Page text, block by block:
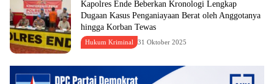
Kapolres Ende Beberkan Kronologi Lengkap
Dugaan Kasus Penganiayaan Berat oleh Anggotanya
hingga Korban Tewas
Hukum Kriminal 31 Oktober 2025